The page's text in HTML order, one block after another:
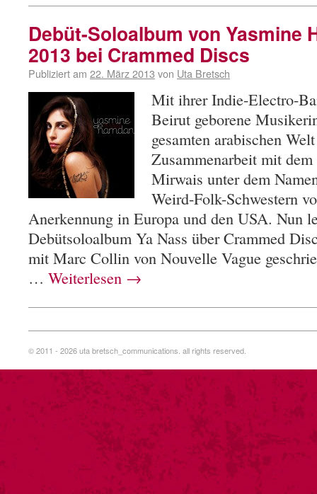
Debüt-Soloalbum von Yasmine
2013 bei Crammed Discs
Publiziert am 22. März 2013 von Uta Bretsch
Mit ihrer Indie-Electro-
Beirut geborene
gesamten arabischen
Zusammenarbeit mit
Mirwais unter dem
Weird-Folk-Schwestern
Anerkennung in Europa und den USA. Nun
Debütsoloalbum Ya Nass über Crammed
mit Marc Collin von Nouvelle Vague
… Weiterlesen →
© 2011 - 2026 uta bretsch_communications. all rights reserved.